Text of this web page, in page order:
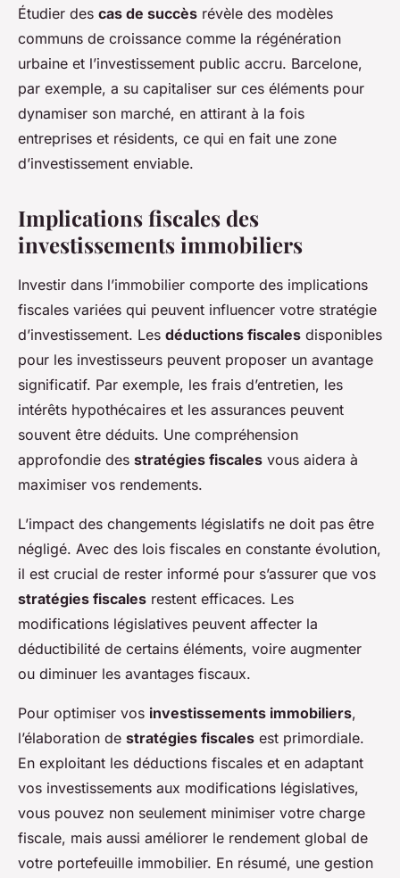
Étudier des cas de succès révèle des modèles
communs de croissance comme la régénération
urbaine et l’investissement public accru. Barcelone,
par exemple, a su capitaliser sur ces éléments pour
dynamiser son marché, en attirant à la fois
entreprises et résidents, ce qui en fait une zone
d’investissement enviable.
Implications fiscales des
investissements immobiliers
Investir dans l’immobilier comporte des implications
fiscales variées qui peuvent influencer votre stratégie
d’investissement. Les déductions fiscales disponibles
pour les investisseurs peuvent proposer un avantage
significatif. Par exemple, les frais d’entretien, les
intérêts hypothécaires et les assurances peuvent
souvent être déduits. Une compréhension
approfondie des stratégies fiscales vous aidera à
maximiser vos rendements.
L’impact des changements législatifs ne doit pas être
négligé. Avec des lois fiscales en constante évolution,
il est crucial de rester informé pour s’assurer que vos
stratégies fiscales restent efficaces. Les
modifications législatives peuvent affecter la
déductibilité de certains éléments, voire augmenter
ou diminuer les avantages fiscaux.
Pour optimiser vos investissements immobiliers,
l’élaboration de stratégies fiscales est primordiale.
En exploitant les déductions fiscales et en adaptant
vos investissements aux modifications législatives,
vous pouvez non seulement minimiser votre charge
fiscale, mais aussi améliorer le rendement global de
votre portefeuille immobilier. En résumé, une gestion